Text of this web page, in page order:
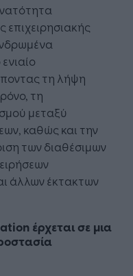
επιχειρησιακής
τη λήψη
τη
μεταξύ
καθώς και την
των διαθέσιμων
άλλων έκτακτων
έρχεται σε μια